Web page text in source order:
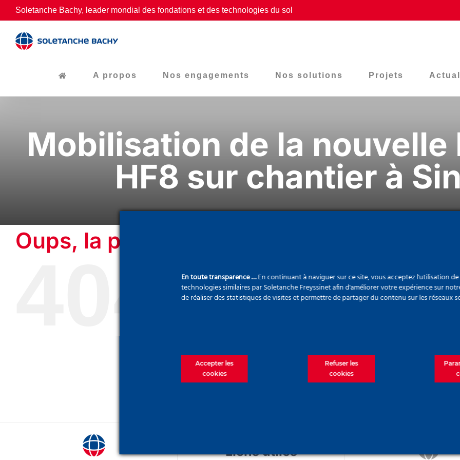
Passer
au
contenu
Soletanche Bachy, leader mondial des fondations et des technologies du sol
A propos Nos engagements Nos solutions Projets
Mobilisation de la
HF8 sur chantier à
Oups, la page que vous recherchez
Liens utiles
Accueil
Liens utiles
En toute transparence …En continuant à naviguer sur ce site, vous acceptez l'utilisation
technologies similaires par Soletanche Freyssinet afin d'améliorer votre expérience sur
de réaliser des statistiques de visites et permettre de partager du contenu sur les réseaux
Accepter les
cookies
Refuser les
cookies